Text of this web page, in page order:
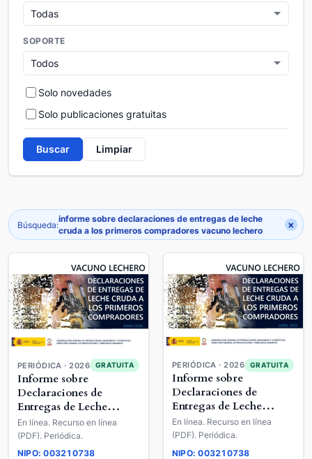
SOPORTE
Solo novedades
Solo publicaciones gratuitas
Buscar Limpiar
Búsqueda:
informe sobre declaraciones de entregas de leche
cruda a los primeros compradores vacuno lechero
×
PERIÓDICA · 2026 GRATUITA
Informe sobre
Declaraciones de
Entregas de Leche
Cruda a los Primeros
Compradores : Vacuno
Lechero
En línea. Recurso en línea
(PDF). Periódica.
NIPO: 003210738
PERIÓDICA · 2026 GRATUITA
Informe sobre
Declaraciones de
Entregas de Leche
Cruda a los Primeros
Compradores : Vacuno
Lechero
En línea. Recurso en línea
(PDF). Periódica.
NIPO: 003210738